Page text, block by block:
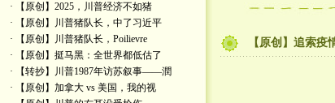
· 【原创】2025，川普经济不如猪
· 【原创】川普猪队长，中了习近平
· 【原创】川普猪队长，Poilievre
· 【原创】挺马黑：全世界都低估了
· 【转抄】川普1987年访苏叙事——潤
· 【原创】加拿大 vs 美国，我的视
【原创】追索疫